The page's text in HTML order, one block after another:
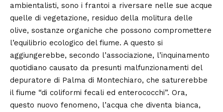
ambientalisti, sono i frantoi a riversare nelle sue acque
quelle di vegetazione, residuo della molitura delle
olive, sostanze organiche che possono compromettere
l’equilibrio ecologico del fiume. A questo si
aggiungerebbe, secondo l’associazione, l’inquinamento
quotidiano causato da presunti malfunzionamenti del
depuratore di Palma di Montechiaro, che saturerebbe
il fiume “di coliformi fecali ed enterococchi”. Ora,
questo nuovo fenomeno, l’acqua che diventa bianca,